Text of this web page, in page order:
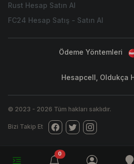
0 unread messages
Rust Hesap Satın Al
FC24 Hesap Satış - Satın Al
Ödeme Yöntemleri
Hesapcell, Oldukça
© 2023 - 2026 Tüm hakları saklıdır.
Bizi Takip Et